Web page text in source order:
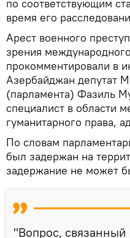
по соответствующим
время его
Арест военного
зрения
прокомментировали в
Азербайджан депутат
(парламента) Фазиль
специалист в области
гуманитарного права,
По словам
был задержан на
задержание не может
"Вопрос,